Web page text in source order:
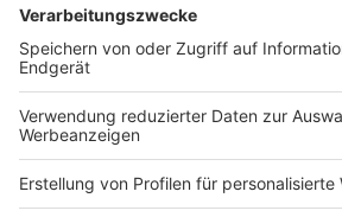
DEINE GEMERKTEN ARTIKEL
Du hast dir noch keine Artikel
Markiere sie hierfür mit einem